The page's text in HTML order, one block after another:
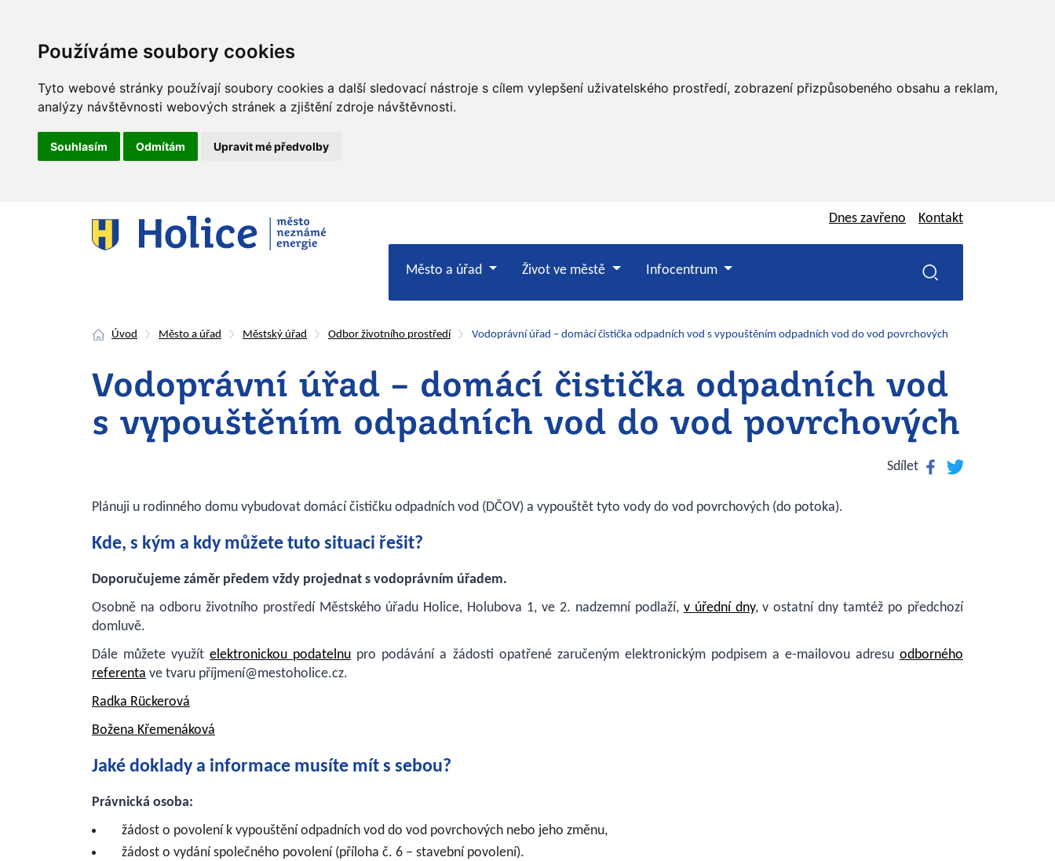
Používáme soubory cookies
Tyto webové stránky používají soubory cookies a další sledovací nástroje s cílem vylepšení uživatelského prostředí, zobrazení přizpůsobeného obsahu a reklam,
analýzy návštěvnosti webových stránek a zjištění zdroje návštěvnosti.
Souhlasím Odmítám Upravit mé předvolby
Úvod Město a úřad Městský úřad Odbor životního prostředí Vodoprávní úřad – domácí čistička odpadních vod s vypouštěním odpadních vod do vod povrchových
Vodoprávní úřad – domácí čistička odpadních vod
s vypouštěním odpadních vod do vod povrchových
Sdílet Facebook
Twitter
Plánuji u rodinného domu vybudovat domácí čističku odpadních vod (DČOV) a vypouštět tyto vody do vod povrchových (do potoka).
Kde, s kým a kdy můžete tuto situaci řešit?
Doporučujeme záměr předem vždy projednat s vodoprávním úřadem.
Osobně na odboru životního prostředí Městského úřadu Holice, Holubova 1, ve 2. nadzemní podlaží, v úřední dny, v ostatní dny tamtéž po předchozí
domluvě.
Dále můžete využítelektronickou podatelnu pro podávání a žádosti opatřené zaručeným elektronickým podpisem a e-mailovou adresu odborného
referenta ve tvaru příjmení@mestoholice.cz.
Radka Rückerová
Božena Křemenáková
Jaké doklady a informace musíte mít s sebou?
Právnická osoba:
žádost o povolení k vypouštění odpadních vod do vod povrchových nebo jeho změnu,
žádost o vydání společného povolení (příloha č. 6 – stavební povolení).
Dnes zavřeno Kontakt
Město a úřad Život ve městě Infocentrum